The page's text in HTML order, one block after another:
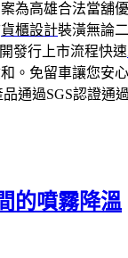
為高雄合法當舖
貨櫃設計裝潢無論
發行上市流程快速
。免留車讓您安
通過SGS認證通
的噴霧降溫